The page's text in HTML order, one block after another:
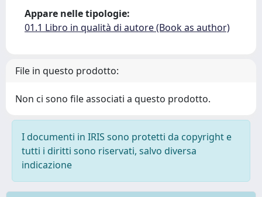
Appare nelle tipologie:
01.1 Libro in qualità di autore (Book as author)
File in questo prodotto:
Non ci sono file associati a questo prodotto.
I documenti in IRIS sono protetti da copyright e
tutti i diritti sono riservati, salvo diversa
indicazione